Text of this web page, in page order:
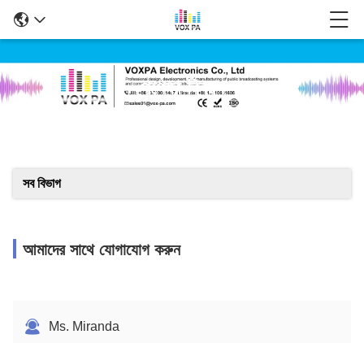
পণ্যের বিবরণ
সব বিভাগ
আমাদের সাথে যোগাযোগ করুন
Ms. Miranda